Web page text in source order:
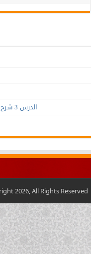
الدرس 3 شرح أحاديث من (صحيح مسلم): كتاب الإيمان 1
2026, All Rights Reserved